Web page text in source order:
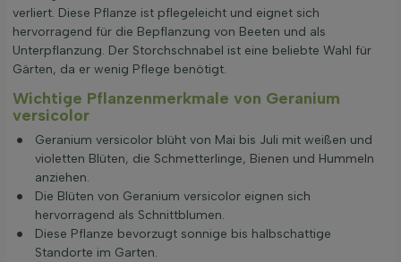
verliert. Diese Pflanze ist pflegeleicht und eignet sich
hervorragend für die Bepflanzung von Beeten und als
Unterpflanzung. Der Storchschnabel ist eine beliebte Wahl für
Gärten, da er wenig Pflege benötigt.
Wichtige Pflanzenmerkmale von Geranium
versicolor
Geranium versicolor blüht von Mai bis Juli mit weißen und
violetten Blüten, die Schmetterlinge, Bienen und Hummeln
anziehen.
Die Blüten von Geranium versicolor eignen sich
hervorragend als Schnittblumen.
Diese Pflanze bevorzugt sonnige bis halbschattige
Standorte im Garten.